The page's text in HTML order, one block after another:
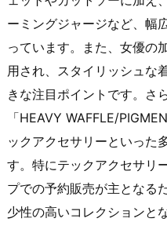
ーミングジャージなど、幅
っています。また、女優の
用され、スタイリッシュな
きな注目ポイントです。さ
「HEAVY WAFFLE/
ックアクセサリーといった
す。特にテックアクセサリ
プでの予約販売が主となる
少性の高いコレクションと